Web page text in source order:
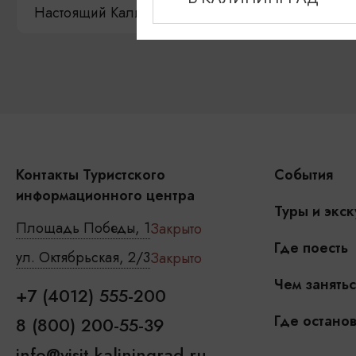
Настоящий Калининградец
Контакты Туристского
информационного центра
Площадь Победы, 1Закрыто
ул. Октябрьская, 2/3Закрыто
+7 (4012) 555-200
8 (800) 200-55-39
События
Туры и
Где поесть
Чем
Где